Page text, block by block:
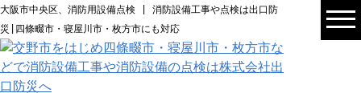
大阪市中央区、消防用設備点検 | 消防設備工事や点検は出口防
災|四條畷市・寝屋川市・枚方市にも対応